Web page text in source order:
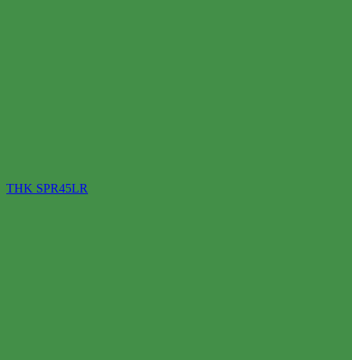
THK SPR45LR